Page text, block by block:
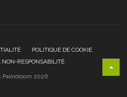
POLITIQUE DE COOKIE
NON-RESPONSABILITÉ
2026